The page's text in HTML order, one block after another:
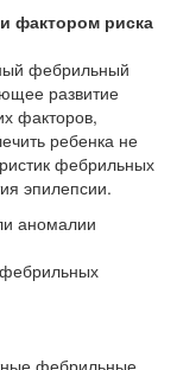
фактором риска
фебрильный
развитие
факторов,
ребенка не
фебрильных
эпилепсии.
аномалии